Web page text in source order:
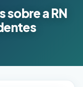
sobre a RN